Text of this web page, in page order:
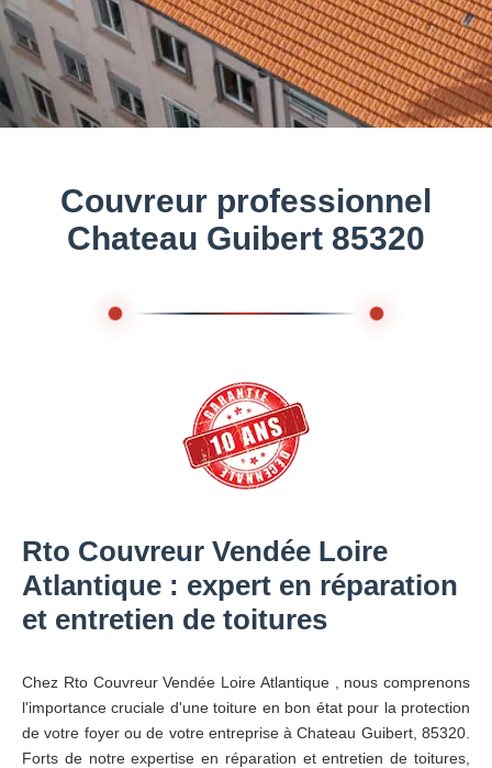
Couvreur professionnel
Chateau Guibert 85320
Rto Couvreur Vendée Loire
Atlantique : expert en réparation
et entretien de toitures
Chez Rto Couvreur Vendée Loire Atlantique , nous comprenons
l'importance cruciale d'une toiture en bon état pour la protection
de votre foyer ou de votre entreprise à Chateau Guibert, 85320.
Forts de notre expertise en réparation et entretien de toitures,